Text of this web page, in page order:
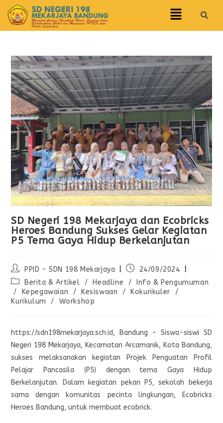
SD Negeri 198 Mekarjaya dan Ecobricks
Heroes Bandung Sukses Gelar Kegiatan
P5 Tema Gaya Hidup Berkelanjutan
PPID - SDN 198 Mekarjaya
24/09/2024
Berita & Artikel
/ Headline /
Info & Pengumuman
/
Kepegawaian / Kesiswaan / Kokurikuler
/
Kurikulum
/ Workshop
https://sdn198mekarjaya.sch.id, Bandung – Siswa-siswi SD
Negeri 198 Mekarjaya, Kecamatan Arcamanik, Kota Bandung,
sukses melaksanakan kegiatan Projek Penguatan Profil
Pelajar Pancasila (P5) dengan tema Gaya Hidup
Berkelanjutan. Dalam kegiatan pekan P5, sekolah bekerja
sama dengan komunitas pecinta lingkungan, Ecobricks
Heroes Bandung, untuk membuat ecobrick.